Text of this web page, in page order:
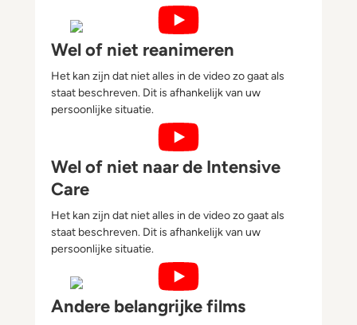
Behandelgrenzen
Wel of niet reanimeren
Het kan zijn dat niet alles in de video zo gaat als
staat beschreven. Dit is afhankelijk van uw
persoonlijke situatie.
Wel of niet reanimeren
Wel of niet naar de Intensive
Care
Het kan zijn dat niet alles in de video zo gaat als
staat beschreven. Dit is afhankelijk van uw
persoonlijke situatie.
Wel of niet naar de Intensive
Andere belangrijke films